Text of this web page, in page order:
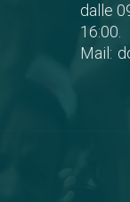
dalle
16:00.
Mail: